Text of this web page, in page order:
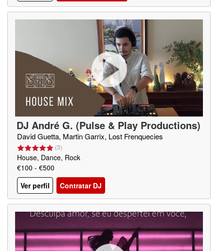
DJ André G. (Pulse & Play Productions)
David Guetta, Martin Garrix, Lost Frenquecies
(3)
House, Dance, Rock
€100 - €500
Ver perfil
Contratar DJ